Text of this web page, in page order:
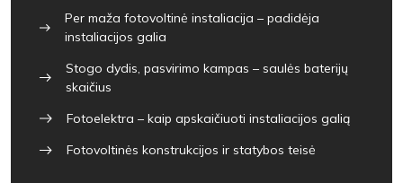
Per maža fotovoltinė instaliacija – padidėja
instaliacijos galia
Stogo dydis, pasvirimo kampas – saulės baterijų
skaičius
Fotoelektra – kaip apskaičiuoti instaliacijos galią
Fotovoltinės konstrukcijos ir statybos teisė